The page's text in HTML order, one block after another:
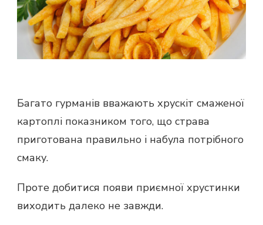
Багато гурманів вважають хрускіт смаженої
картоплі показником того, що страва
приготована ​​правильно і набула потрібного
смаку.
Проте добитися появи приємної хрустинки
виходить далеко не завжди.